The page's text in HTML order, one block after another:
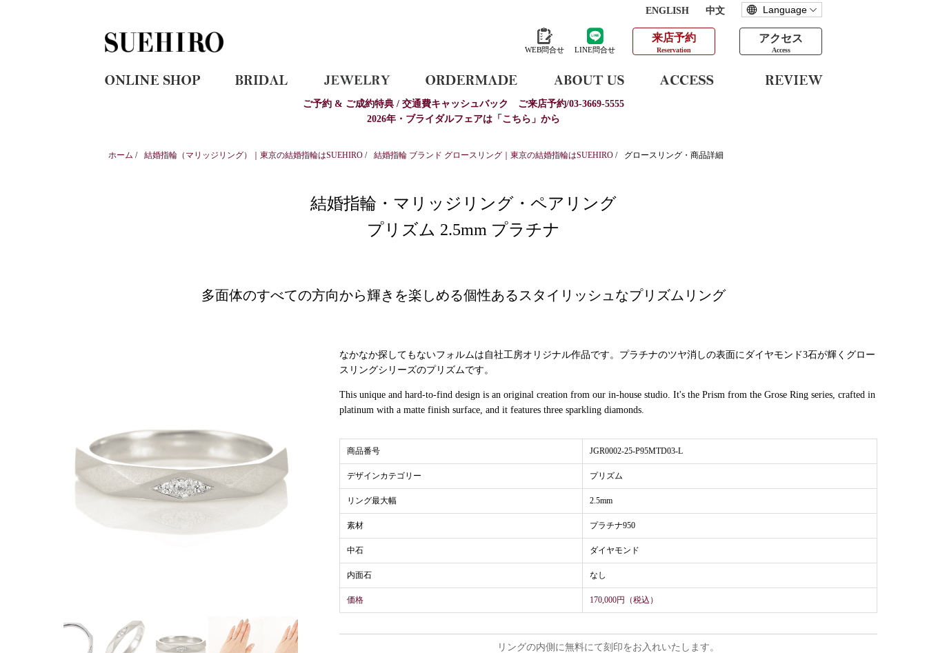
ENGLISH 中文
WEB問合せ LINE問合せ
来店予約
Reservation
アクセス
Access
ご予約 & ご成約特典 / 交通費キャッシュバック
ご来店予約/03-3669-5555
2026年・ブライダルフェアは「こちら」から
ホーム / 結婚指輪（マリッジリング）｜東京の結婚指輪はSUEHIRO / 結婚指輪 ブランド グロースリング｜東京の結婚指輪はSUEHIRO / グロースリング・商品詳細
結婚指輪・マリッジリング・ペアリング
プリズム 2.5mm プラチナ
多面体のすべての方向から輝きを楽しめる個性あるスタイリッシュなプリズムリング
なかなか探してもないフォルムは自社工房オリジナル作品です。プラチナのツヤ消しの表面にダイヤモンド3石が輝くグロー
スリングシリーズのプリズムです。
This unique and hard-to-find design is an original creation from our in-house studio. It's the Prism from the Grose Ring series, crafted in
platinum with a matte finish surface, and it features three sparkling diamonds.
商品番号 JGR0002-25-P95MTD03-L
デザインカテゴリー プリズム
リング最大幅 2.5mm
素材 プラチナ950
中石 ダイヤモンド
内面石 なし
価格 170,000円（税込）
リングの内側に無料にて刻印をお入れいたします。